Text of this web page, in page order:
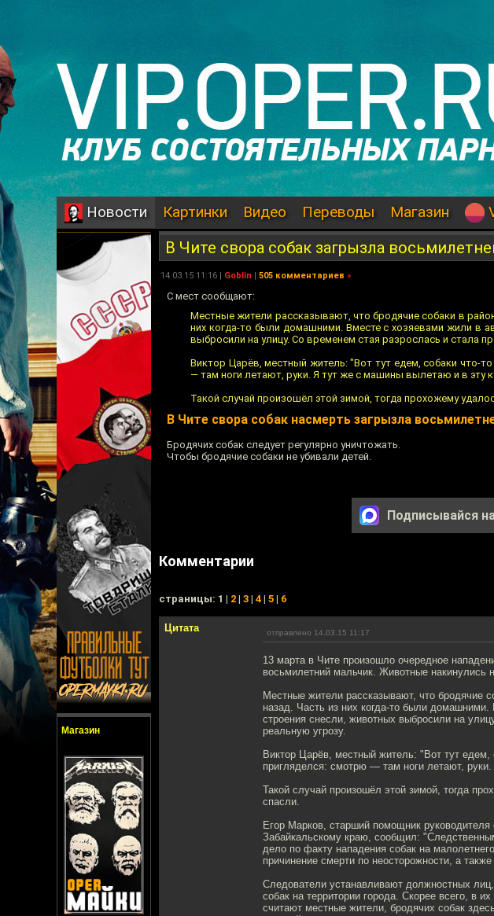
Новости Картинки Видео Переводы Магазин
Магазин
В Чите свора собак загрызла
14.03.15 11:16 | Goblin | 505 комментариев »
С мест сообщают:
Местные жители рассказывают, что бродячие собаки в
них когда-то были домашними. Вместе с хозяевами жили в
выбросили на улицу. Со временем стая разрослась и стала
Виктор Царёв, местный житель: "Вот тут едем, собаки что-
— там ноги летают, руки. Я тут же с машины вылетаю и в эту
Такой случай произошёл этой зимой, тогда прохожему
В Чите свора собак насмерть загрызла
Бродячих собак следует регулярно уничтожать.
Чтобы бродячие собаки не убивали детей.
Подписывайся
Комментарии
cтраницы: 1 | 2 | 3 | 4 | 5 | 6
Цитата отправлено 14.03.15 11:17
13 марта в Чите произошло очередное
восьмилетний мальчик. Животные накинулись
Местные жители рассказывают, что бродячие
назад. Часть из них когда-то были
строения снесли, животных выбросили на
реальную угрозу.
Виктор Царёв, местный житель: "Вот тут едем,
пригляделся: смотрю — там ноги летают,
Такой случай произошёл этой зимой, тогда
спасли.
Егор Марков, старший помощник руководителя
Забайкальскому краю, сообщил:
дело по факту нападения собак на
причинение смерти по неосторожности, а
Следователи устанавливают должностных
собак на территории города. Скорее всего, в
считают местные жители, бродячих собак